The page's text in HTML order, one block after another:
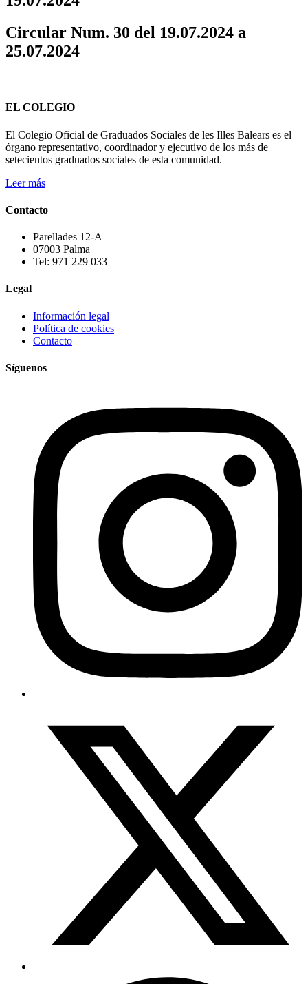
Circular Num. 30 del 19.07.2024 a
25.07.2024
EL COLEGIO
El Colegio Oficial de Graduados Sociales de les Illes Balears es el
órgano representativo, coordinador y ejecutivo de los más de
setecientos graduados sociales de esta comunidad.
Leer más
Contacto
Parellades 12-A
07003 Palma
Tel: 971 229 033
Legal
Información legal
Política de cookies
Contacto
Síguenos